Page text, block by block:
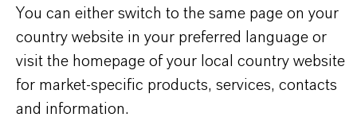
Contacto comercial
You can either switch to the same page on your
country website in your preferred language or
visit the homepage of your local country website
for market-specific products, services, contacts
and information.